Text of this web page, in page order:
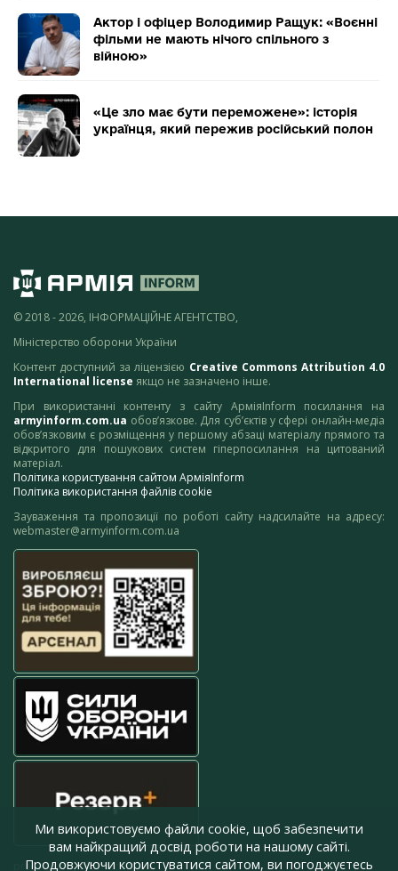
Актор і офіцер Володимир Ращук: «Воєнні
фільми не мають нічого спільного з
війною»
«Це зло має бути переможене»: історія
українця, який пережив російський полон
© 2018 - 2026, ІНФОРМАЦІЙНЕ АГЕНТСТВО,
Міністерство оборони України
Контент доступний за ліцензією Creative Commons Attribution 4.0
International license якщо не зазначено інше.
При використанні контенту з сайту АрміяInform посилання на
armyinform.com.ua обов’язкове. Для суб’єктів у сфері онлайн-медіа
обов’язковим є розміщення у першому абзаці матеріалу прямого та
відкритого для пошукових систем гіперпосилання на цитований
матеріал.
Політика користування сайтом АрміяInform
Політика використання файлів cookie
Зауваження та пропозиції по роботі сайту надсилайте на адресу:
webmaster@armyinform.com.ua
press@armyinform.com.ua
Ми використовуємо файли cookie, щоб забезпечити
вам найкращий досвід роботи на нашому сайті.
Продовжуючи користуватися сайтом, ви погоджуєтесь